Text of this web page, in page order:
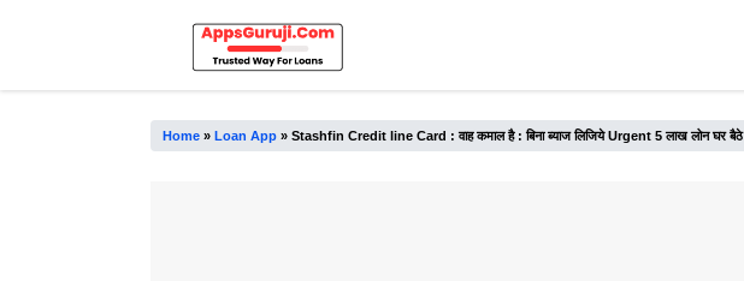
Home» Loan App» Stashfin Credit line Card : वाह कमाल है : बिना ब्याज लिजिये Urgent 5 लाख लोन घर बैठे